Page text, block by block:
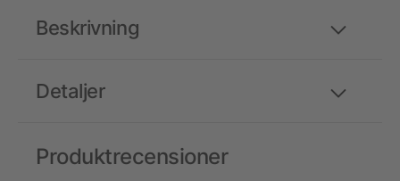
Detaljer
Beskrivning
Produktrecensioner